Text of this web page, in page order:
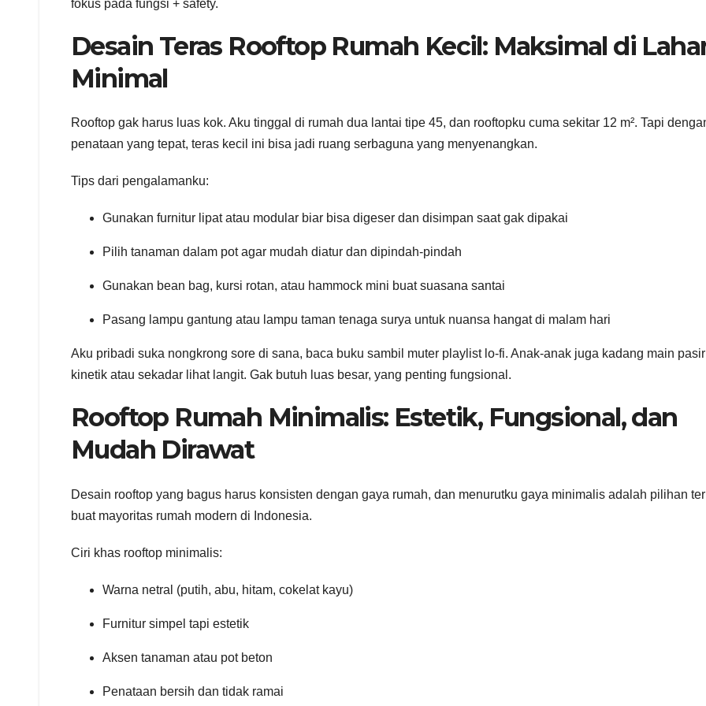
fokus pada fungsi + safety.
Desain Teras Rooftop Rumah Kecil: Maksimal di
Minimal
Rooftop gak harus luas kok. Aku tinggal di rumah dua lantai tipe 45, dan rooftopku cuma sekitar 12 m². Tapi
penataan yang tepat, teras kecil ini bisa jadi ruang serbaguna yang menyenangkan.
Tips dari pengalamanku:
Gunakan furnitur lipat atau modular biar bisa digeser dan disimpan saat gak dipakai
Pilih tanaman dalam pot agar mudah diatur dan dipindah-pindah
Gunakan bean bag, kursi rotan, atau hammock mini buat suasana santai
Pasang lampu gantung atau lampu taman tenaga surya untuk nuansa hangat di malam hari
Aku pribadi suka nongkrong sore di sana, baca buku sambil muter playlist lo-fi. Anak-anak juga kadang main pasir
kinetik atau sekadar lihat langit. Gak butuh luas besar, yang penting fungsional.
Rooftop Rumah Minimalis: Estetik, Fungsional, dan
Mudah Dirawat
Desain rooftop yang bagus harus konsisten dengan gaya rumah, dan menurutku gaya minimalis adalah pilihan
buat mayoritas rumah modern di Indonesia.
Ciri khas rooftop minimalis:
Warna netral (putih, abu, hitam, cokelat kayu)
Furnitur simpel tapi estetik
Aksen tanaman atau pot beton
Penataan bersih dan tidak ramai